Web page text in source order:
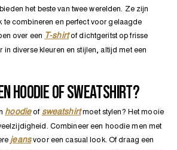
het beste van twee werelden. Ze zijn
te combineren en perfect voor gelaagde
over een T-shirtof dichtgeritst op frisse
in diverse kleuren en stijlen, altijd met een
HOODIE OF SWEATSHIRT?
hoodieof sweatshirtmoet stylen? Het mooie
Combineer een hoodie men met
jeansvoor een casual look. Of draag een